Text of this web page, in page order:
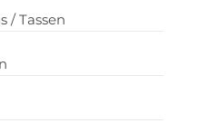
/ Tassen